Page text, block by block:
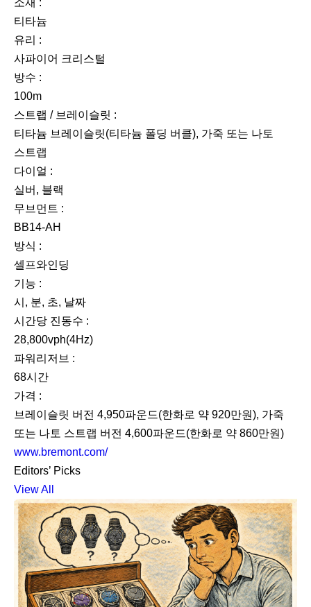
소재 :
티타늄
유리 :
사파이어 크리스털
방수 :
100m
스트랩 / 브레이슬릿 :
티타늄 브레이슬릿(티타늄 폴딩 버클), 가죽 또는 나토
스트랩
다이얼 :
실버, 블랙
무브먼트 :
BB14-AH
방식 :
셀프와인딩
기능 :
시, 분, 초, 날짜
시간당 진동수 :
28,800vph(4Hz)
파워리저브 :
68시간
가격 :
브레이슬릿 버전 4,950파운드(한화로 약 920만원), 가죽
또는 나토 스트랩 버전 4,600파운드(한화로 약 860만원)
www.bremont.com/
Editors’ Picks
View All